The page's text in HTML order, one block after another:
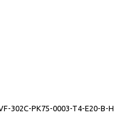
302C-PK75-0003-T4-E20-B-H